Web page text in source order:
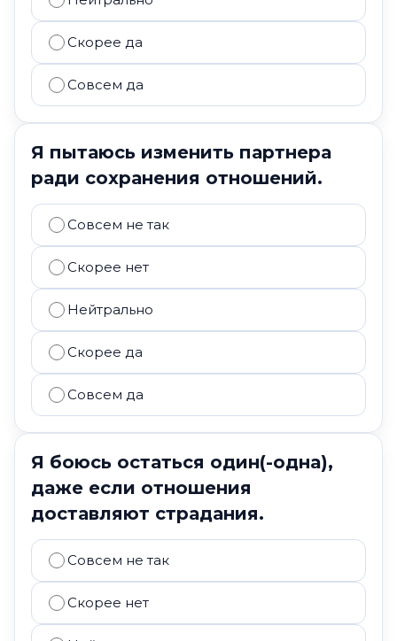
Скорее да
Совсем да
Я пытаюсь изменить партнера
ради сохранения отношений.
Совсем не так
Скорее нет
Нейтрально
Скорее да
Совсем да
Я боюсь остаться один(-одна),
даже если отношения
доставляют страдания.
Совсем не так
Скорее нет